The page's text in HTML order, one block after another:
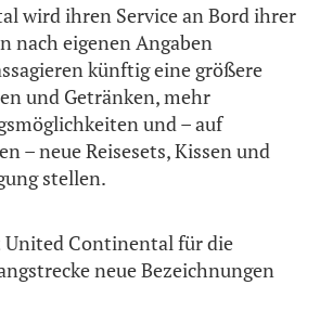
wird ihren Service an Bord ihrer
nach eigenen Angaben
künftig eine größere
und Getränken, mehr
und – auf
– neue Reisesets, Kissen und
stellen.
Continental für die
neue Bezeichnungen